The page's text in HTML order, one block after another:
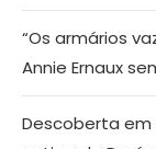
“Os armários
Annie Ernaux
Descoberta